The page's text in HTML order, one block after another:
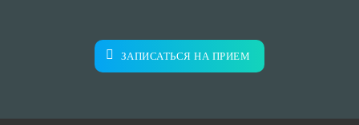
ЗАПИСАТЬСЯ НА ПРИЕМ